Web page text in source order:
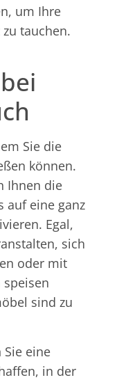
um Ihre
tauchen.
Sie die
können.
Ihnen die
auf eine ganz
Egal,
sich
oder mit
sind zu
eine
in der